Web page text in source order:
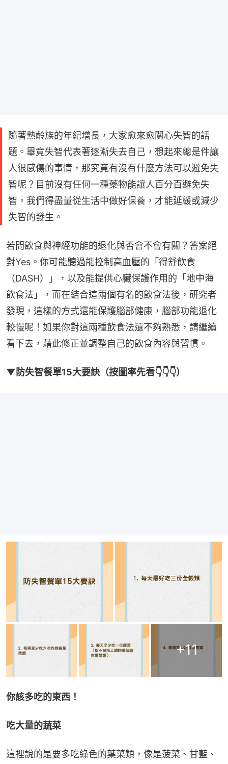
隨著熟齡族的年紀增長，大家愈來愈關心失智的話
題。畢竟失智代表著逐漸失去自己，想起來總是件讓
人很感傷的事情，那究竟有沒有什麼方法可以避免失
智呢？目前沒有任何一種藥物能讓人百分百避免失
智，我們得盡量從生活中做好保養，才能延緩或減少
失智的發生。
若問飲食與神經功能的退化與否會不會有關？答案絕
對Yes。你可能聽過能控制高血壓的「得舒飲食
（DASH）」，以及能提供心臟保護作用的「地中海
飲食法」，而在結合這兩個有名的飲食法後，研究者
發現，這樣的方式還能保護腦部健康，腦部功能退化
較慢呢！如果你對這兩種飲食法還不夠熟悉，請繼續
看下去，藉此修正並調整自己的飲食內容與習慣。
▼防失智餐單15大要訣（按圖率先看👇👇👇）
+11
你該多吃的東西！
吃大量的蔬菜
這裡說的是要多吃綠色的葉菜類，像是菠菜、甘藍、